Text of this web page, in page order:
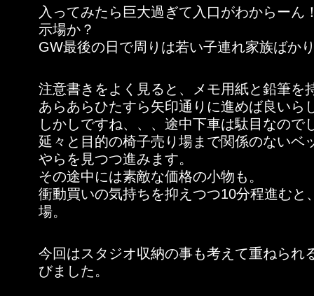
入ってみたら巨大過ぎて入口がわからーん
示場か？
GW最後の日で周りは若い子連れ家族ばか
注意書きをよく見ると、メモ用紙と鉛筆を
あらあらひたすら矢印通りに進めば良いら
しかしですね、、、途中下車は駄目なので
延々と目的の椅子売り場まで関係のないベ
やらを見つつ進みます。
その途中には素敵な価格の小物も。
衝動買いの気持ちを抑えつつ10分程進むと
場。
今回はスタジオ収納の事も考えて重ねられ
びました。